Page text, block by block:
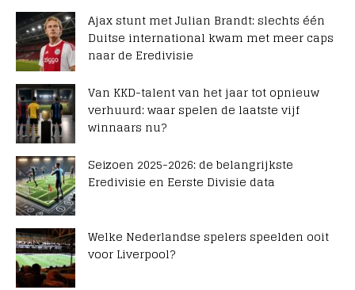
Ajax stunt met Julian Brandt: slechts één
Duitse international kwam met meer caps
naar de Eredivisie
Van KKD-talent van het jaar tot opnieuw
verhuurd: waar spelen de laatste vijf
winnaars nu?
Seizoen 2025-2026: de belangrijkste
Eredivisie en Eerste Divisie data
Welke Nederlandse spelers speelden ooit
voor Liverpool?